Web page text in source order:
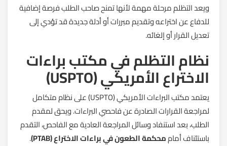
ويعد التظلم مرحلة مهمة لأنها تمنح صاحب الطلب فرصة إضافية
للدفاع عن اختراعه وتقديم مبررات أو أدلة جديدة قد تؤدي إلى
تعديل القرار أو إلغائه.
نظام التظلم في مكتب براءات
الاختراع الأمريكي (USPTO)
يعتمد مكتب البراءات الأمريكي (USPTO) على نظام متكامل
لمراجعة القرارات الصادرة عن فاحصي البراءات. ويحق لمقدم
الطلب، بعد استنفاد وسائل المراجعة العادية مع الفاحص، التقدم
باستئناف أماممحكمة الطعون في براءات الاختراع (PTAB)
.